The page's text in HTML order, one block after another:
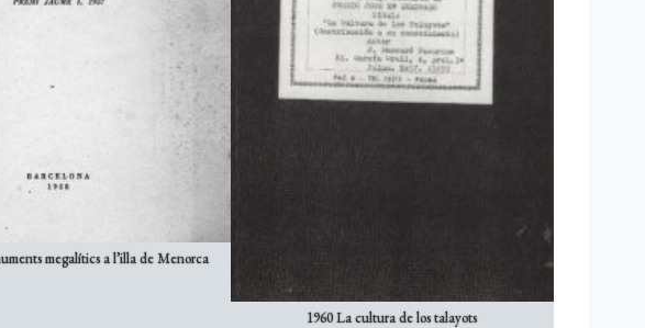
megalítics a l’illa de Menorca
1960 La cultura de los talayots